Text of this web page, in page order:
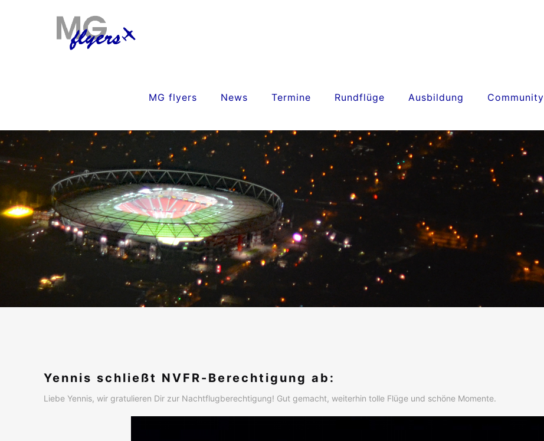
MG flyers News Termine Rundflüge Ausbildung Community
Yennis schließt NVFR-Berechtigung ab:
Liebe Yennis, wir gratulieren Dir zur Nachtflugberechtigung! Gut gemacht, weiterhin tolle Flüge und schöne Momente.